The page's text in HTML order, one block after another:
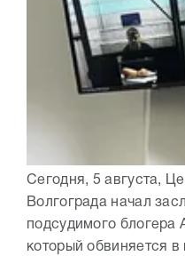
Сегодня, 5 августа,
Волгограда начал
подсудимого блогера
который обвиняется